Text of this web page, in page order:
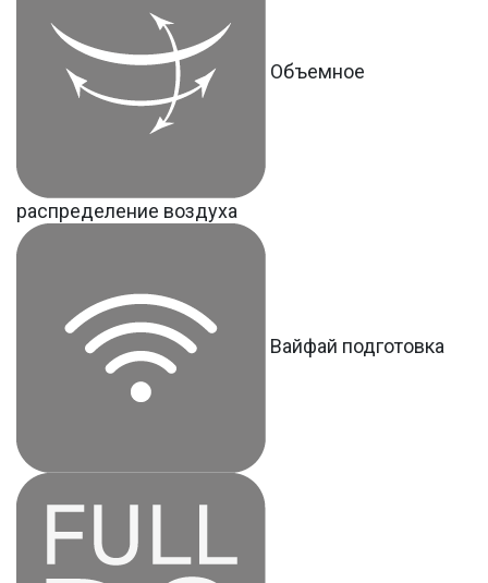
Объемное
распределение воздуха
Вайфай подготовка